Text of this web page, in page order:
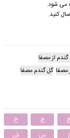
می شود.
کنید.
از مصفا
مصفا گل گندم مصفا
چ
ح
ژ س
ش